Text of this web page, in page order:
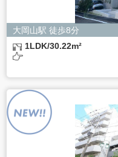
大岡山駅 徒歩8分
1LDK/30.22m²